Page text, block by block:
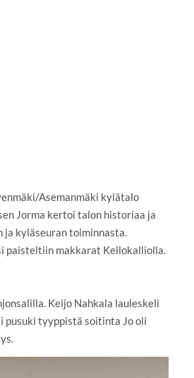
Asemanmäki kylätalo
Jorma kertoi talon historiaa ja
kyläseuran toiminnasta.
paisteltiin makkarat Kellokalliolla.
Keijo Nahkala lauleskeli
pusuki tyyppistä soitinta Jo oli